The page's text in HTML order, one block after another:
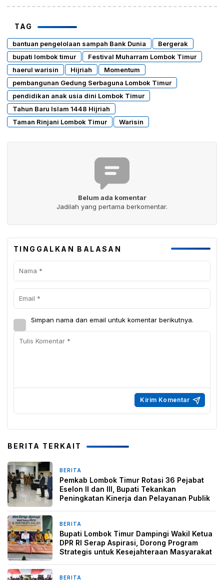
TAG
bantuan pengelolaan sampah Bank Dunia
Bergerak
bupati lombok timur
Festival Muharram Lombok Timur
haerul warisin
Hijriah
Momentum
pembangunan Gedung Serbaguna Lombok Timur
pendidikan anak usia dini Lombok Timur
Tahun Baru Islam 1448 Hijriah
Taman Rinjani Lombok Timur
Warisin
Belum ada komentar
Jadilah yang pertama berkomentar.
TINGGALKAN BALASAN
Simpan nama dan email untuk komentar berikutnya.
BERITA TERKAIT
BERITA
Pemkab Lombok Timur Rotasi 36 Pejabat
Eselon II dan III, Bupati Tekankan
Peningkatan Kinerja dan Pelayanan Publik
BERITA
Bupati Lombok Timur Dampingi Wakil Ketua
DPR RI Serap Aspirasi, Dorong Program
Strategis untuk Kesejahteraan Masyarakat
BERITA